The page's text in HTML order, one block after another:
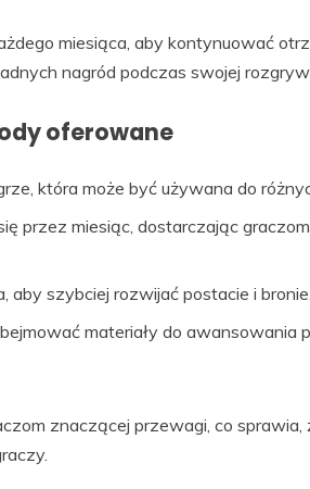
miesiąca, aby kontynuować
nagród podczas swojej
oferowane
która może być używana do
przez miesiąc, dostarczając
szybciej rozwijać postacie i bronie.
materiały do awansowania
znaczącej przewagi, co sprawia,